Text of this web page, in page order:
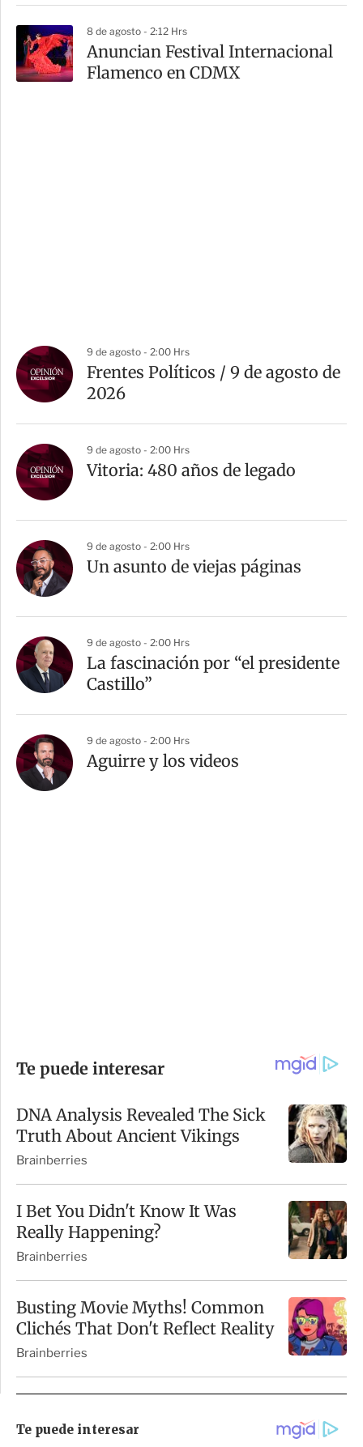
8 de agosto - 2:12 Hrs
Anuncian Festival Internacional
Flamenco en CDMX
9 de agosto - 2:00 Hrs
Frentes Políticos / 9 de agosto de
2026
9 de agosto - 2:00 Hrs
Vitoria: 480 años de legado
9 de agosto - 2:00 Hrs
Un asunto de viejas páginas
9 de agosto - 2:00 Hrs
La fascinación por “el presidente
Castillo”
9 de agosto - 2:00 Hrs
Aguirre y los videos